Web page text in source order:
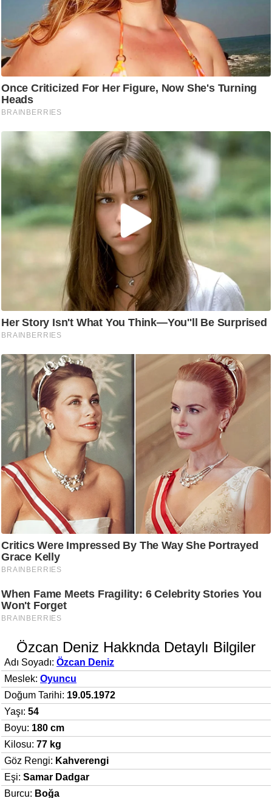
Özcan Deniz Hakknda Detaylı Bilgiler
Adı Soyadı: Özcan Deniz
Meslek: Oyuncu
Doğum Tarihi: 19.05.1972
Yaşı: 54
Boyu: 180 cm
Kilosu: 77 kg
Göz Rengi: Kahverengi
Eşi: Samar Dadgar
Burcu: Boğa